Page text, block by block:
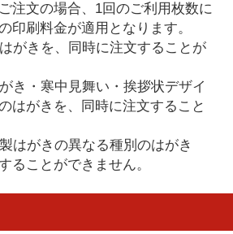
注文の場合、1回のご利用枚数に
印刷料金が適用となります。
がきを、同時に注文することが
き・寒中見舞い・挨拶状デザイ
はがきを、同時に注文すること
はがきの異なる種別のはがき
ることができません。